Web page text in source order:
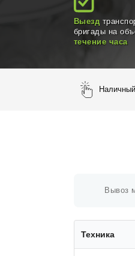
Выезд
бригады на
течение часа
Вывоз
Техника